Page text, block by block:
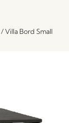
/Villa Bord Small